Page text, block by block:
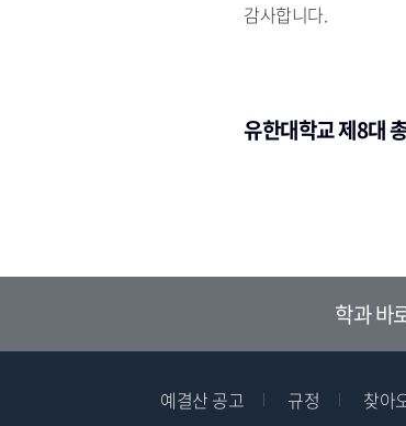
감사합니다.
유한대학교 제8대
학과 바
예결산 공고 규정 찾아